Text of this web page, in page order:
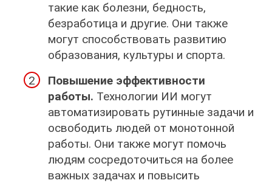
такие как болезни, бедность,
безработица и другие. Они также
могут способствовать развитию
образования, культуры и спорта.
Повышение эффективности
работы. Технологии ИИ могут
автоматизировать рутинные задачи и
освободить людей от монотонной
работы. Они также могут помочь
людям сосредоточиться на более
важных задачах и повысить